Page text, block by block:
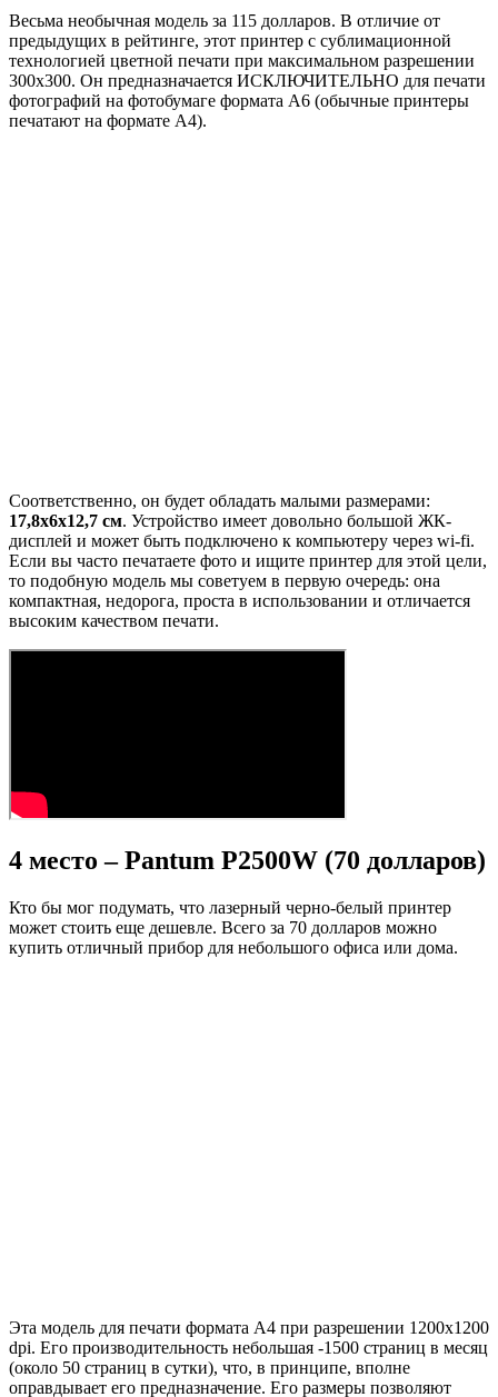
Весьма необычная модель за 115 долларов. В отличие от
предыдущих в рейтинге, этот принтер с сублимационной
технологией цветной печати при максимальном разрешении
300х300. Он предназначается ИСКЛЮЧИТЕЛЬНО для печати
фотографий на фотобумаге формата А6 (обычные принтеры
печатают на формате А4).
Соответственно, он будет обладать малыми размерами:
17,8х6х12,7 см. Устройство имеет довольно большой ЖК-
дисплей и может быть подключено к компьютеру через wi-fi.
Если вы часто печатаете фото и ищите принтер для этой цели,
то подобную модель мы советуем в первую очередь: она
компактная, недорога, проста в использовании и отличается
высоким качеством печати.
4 место – Pantum P2500W (70 долларов)
Кто бы мог подумать, что лазерный черно-белый принтер
может стоить еще дешевле. Всего за 70 долларов можно
купить отличный прибор для небольшого офиса или дома.
Эта модель для печати формата А4 при разрешении 1200х1200
dpi. Его производительность небольшая -1500 страниц в месяц
(около 50 страниц в сутки), что, в принципе, вполне
оправдывает его предназначение. Его размеры позволяют